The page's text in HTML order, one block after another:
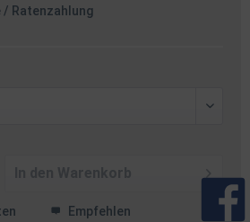
/ Ratenzahlung
Empfehlen